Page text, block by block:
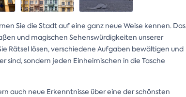
Sie die Stadt auf eine ganz neue Weise kennen. Das
und magischen Sehenswürdigkeiten unserer
Rätsel lösen, verschiedene Aufgaben bewältigen und
sind, sondern jeden Einheimischen in die Tasche
auch neue Erkenntnisse über eine der schönsten